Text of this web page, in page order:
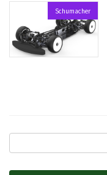
Schumacher